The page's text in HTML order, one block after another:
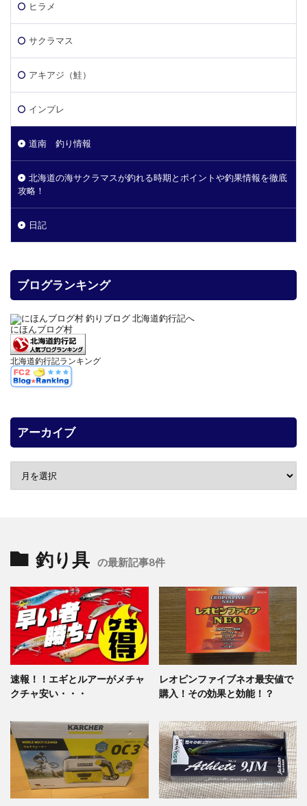
ヒラメ
サクラマス
アキアジ（鮭）
インプレ
道南 釣り情報
北海道の海サクラマスが釣れる時期とポイントや釣果情報を徹底
攻略！
日記
ブログランキング
にほんブログ村
北海道釣行記ランキング
アーカイブ
釣り具 の最新記事8件
速報！！エギとルアーがメチャ
クチャ安い・・・
レオピンファイブネオ最安値で
購入！その効果と効能！？